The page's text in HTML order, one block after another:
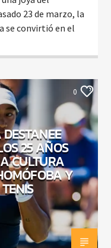
23 de marzo, la
se convirtió en el
0
25 AÑOS
CULTURA
Y